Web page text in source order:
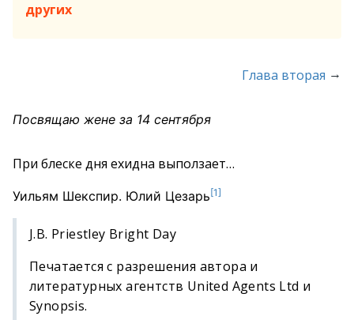
других
Глава вторая →
Посвящаю жене за 14 сентября
При блеске дня ехидна выползает…
Уильям Шекспир. Юлий Цезарь[1]
J.B. Priestley Bright Day
Печатается с разрешения автора и
литературных агентств United Agents Ltd и
Synopsis.